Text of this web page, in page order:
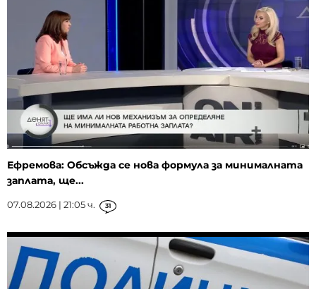
Ефремова: Обсъжда се нова формула за минималната
заплата, ще...
07.08.2026 | 21:05 ч. 31